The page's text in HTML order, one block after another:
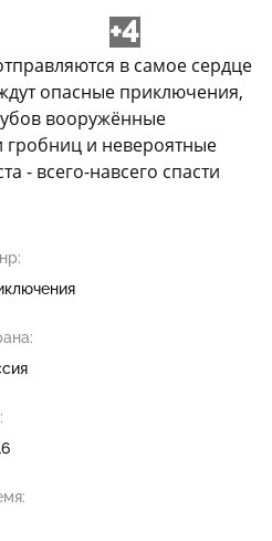
+4
в самое сердце
опасные приключения,
вооружённые
гробниц и невероятные
- всего-навсего спасти